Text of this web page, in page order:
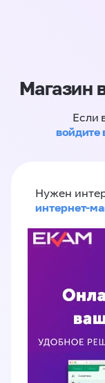
Магазин
Если
войдите
Нужен
интернет-